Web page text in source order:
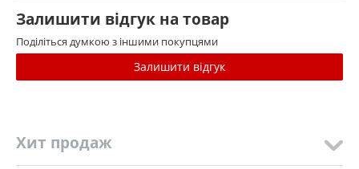
Залишити відгук на товар
Поділіться думкою з іншими покупцями
Залишити відгук
Хит продаж